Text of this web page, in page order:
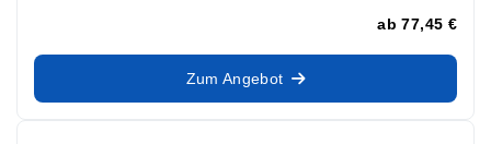
ab 77,45 €
Zum Angebot